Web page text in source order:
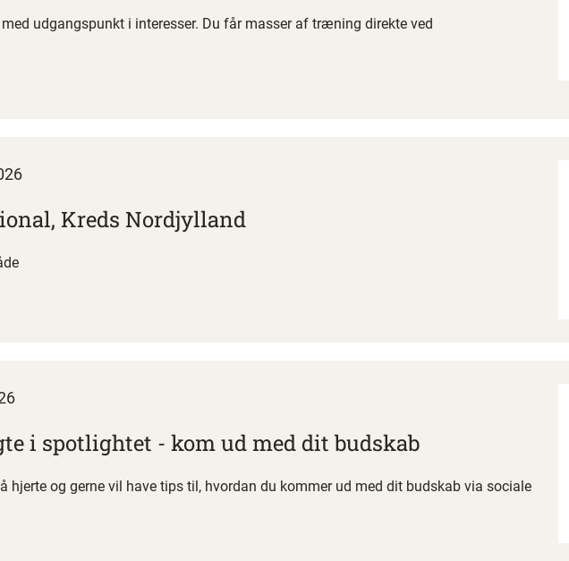
udgangspunkt i interesser. Du får masser af træning direkte ved
Kreds Nordjylland
i spotlightet - kom ud med dit budskab
hjerte og gerne vil have tips til, hvordan du kommer ud med dit budskab via sociale